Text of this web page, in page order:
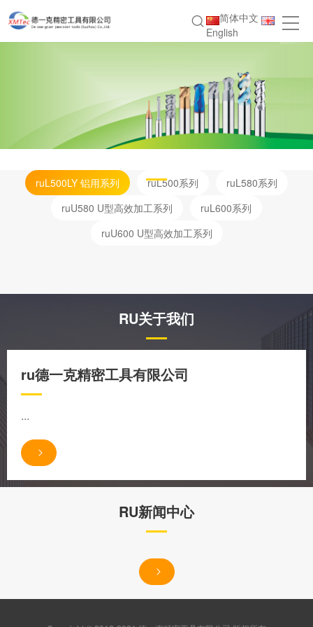
简体中文
English
ruL500LY 铝用系列 ruL500系列
ruL580系列
ruU580 U型高效加工系列
ruL600系列
ruU600 U型高效加工系列
RU关于我们
ru德一克精密工具有限公司
...
RU新闻中心